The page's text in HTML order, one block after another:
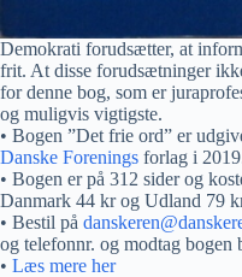
Demokrati forudsætter, at
frit. At disse forudsætninger
for denne bog, som er
og muligvis vigtigste.
• Bogen ”Det frie ord” er
Danske Forenings forlag i
• Bogen er på 312 sider og
Danmark 44 kr og Udland 79
• Bestil på
og telefonnr. og modtag bogen
• Læs mere her